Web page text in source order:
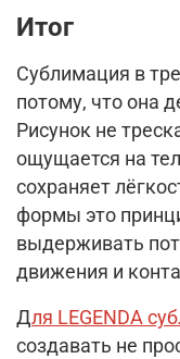
Итог
Сублимация в
потому, что она
Рисунок не
ощущается на
сохраняет
формы это
выдерживать
движения и
Для LEGENDA
создавать не